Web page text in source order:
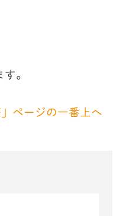
。
ページの一番上へ